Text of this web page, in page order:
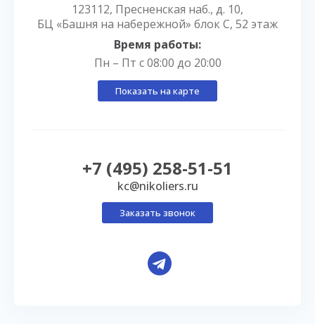
123112, Пресненская наб., д. 10,
БЦ «Башня на набережной» блок С, 52 этаж
Время работы:
Пн – Пт с 08:00 до 20:00
Показать на карте
+7 (495) 258-51-51
kc@nikoliers.ru
Заказать звонок